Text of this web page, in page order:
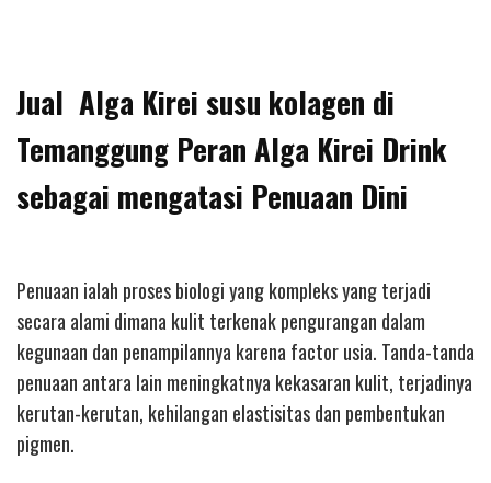
Jual Alga Kirei susu kolagen di
Temanggung Peran Alga Kirei Drink
sebagai mengatasi Penuaan Dini
Penuaan ialah proses biologi yang kompleks yang terjadi
secara alami dimana kulit terkenak pengurangan dalam
kegunaan dan penampilannya karena factor usia. Tanda-tanda
penuaan antara lain meningkatnya kekasaran kulit, terjadinya
kerutan-kerutan, kehilangan elastisitas dan pembentukan
pigmen.